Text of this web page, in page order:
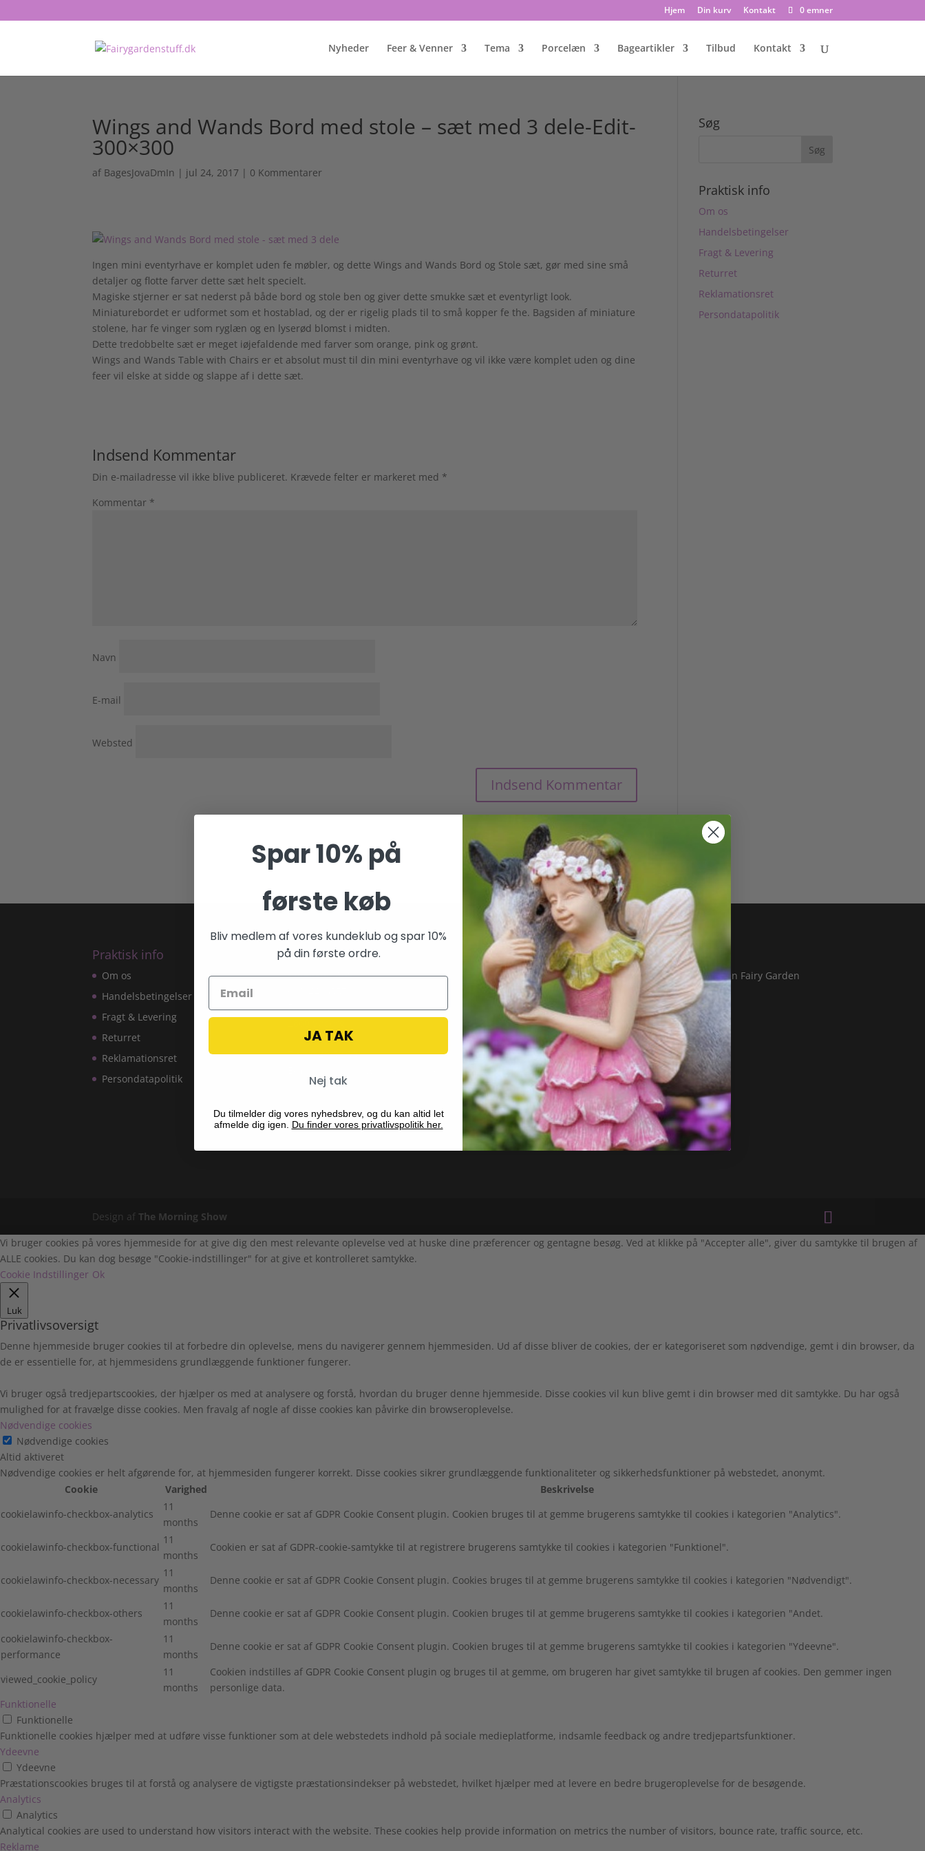
Hjem Din kurv Kontakt 0 emner
Nyheder Feer & Venner Tema Porcelæn Bageartikler Tilbud Kontakt
Wings and Wands Bord med stole – sæt med 3 dele-Edit-
300×300
af BagesJovaDmIn | jul 24, 2017 | 0 Kommentarer
Ingen mini eventyrhave er komplet uden fe møbler, og dette Wings and Wands Bord og Stole sæt, gør med sine små
detaljer og flotte farver dette sæt helt specielt.
Magiske stjerner er sat nederst på både bord og stole ben og giver dette smukke sæt et eventyrligt look.
Miniaturebordet er udformet som et hostablad, og der er rigelig plads til to små kopper fe the. Bagsiden af miniature
stolene, har fe vinger som ryglæn og en lyserød blomst i midten.
Dette tredobbelte sæt er meget iøjefaldende med farver som orange, pink og grønt.
Wings and Wands Table with Chairs er et absolut must til din mini eventyrhave og vil ikke være komplet uden og dine
feer vil elske at sidde og slappe af i dette sæt.
Indsend Kommentar
Din e-mailadresse vil ikke blive publiceret. Krævede felter er markeret med *
Kommentar *
Navn
E-mail
Websted
Søg
Praktisk info
Om os
Handelsbetingelser
Fragt & Levering
Returret
Reklamationsret
Persondatapolitik
Praktisk info
Om os
Handelsbetingelser
Fragt & Levering
Returret
Reklamationsret
Persondatapolitik
Kontaktinformation
Kpopland ApS
Forsvarsvej 9
Tlf: 28 40 59 53
Betalingsmetoder Blog
Hvad er en Fairy Garden
Design af The Morning Show
Vi bruger cookies på vores hjemmeside for at give dig den mest relevante oplevelse ved at huske dine præferencer og gentagne besøg. Ved at klikke på "Accepter alle", giver du samtykke til brugen af
ALLE cookies. Du kan dog besøge "Cookie-indstillinger" for at give et kontrolleret samtykke.
Cookie Indstillinger Ok
Luk
Privatlivsoversigt
Denne hjemmeside bruger cookies til at forbedre din oplevelse, mens du navigerer gennem hjemmesiden. Ud af disse bliver de cookies, der er kategoriseret som nødvendige, gemt i din browser, da
de er essentielle for, at hjemmesidens grundlæggende funktioner fungerer.
Vi bruger også tredjepartscookies, der hjælper os med at analysere og forstå, hvordan du bruger denne hjemmeside. Disse cookies vil kun blive gemt i din browser med dit samtykke. Du har også
mulighed for at fravælge disse cookies. Men fravalg af nogle af disse cookies kan påvirke din browseroplevelse.
Nødvendige cookies
Nødvendige cookies
Altid aktiveret
Nødvendige cookies er helt afgørende for, at hjemmesiden fungerer korrekt. Disse cookies sikrer grundlæggende funktionaliteter og sikkerhedsfunktioner på webstedet, anonymt.
Cookie
Varighed
Beskrivelse
cookielawinfo-checkbox-analytics
11
months
Denne cookie er sat af GDPR Cookie Consent plugin. Cookien bruges til at gemme brugerens samtykke til cookies i kategorien "Analytics".
cookielawinfo-checkbox-functional
11
months
Cookien er sat af GDPR-cookie-samtykke til at registrere brugerens samtykke til cookies i kategorien "Funktionel".
cookielawinfo-checkbox-necessary
11
months
Denne cookie er sat af GDPR Cookie Consent plugin. Cookies bruges til at gemme brugerens samtykke til cookies i kategorien "Nødvendigt".
cookielawinfo-checkbox-others
11
months
Denne cookie er sat af GDPR Cookie Consent plugin. Cookien bruges til at gemme brugerens samtykke til cookies i kategorien "Andet.
cookielawinfo-checkbox-
performance
11
months
Denne cookie er sat af GDPR Cookie Consent plugin. Cookien bruges til at gemme brugerens samtykke til cookies i kategorien "Ydeevne".
viewed_cookie_policy
11
months
Cookien indstilles af GDPR Cookie Consent plugin og bruges til at gemme, om brugeren har givet samtykke til brugen af cookies. Den gemmer ingen
personlige data.
Funktionelle
Funktionelle
Funktionelle cookies hjælper med at udføre visse funktioner som at dele webstedets indhold på sociale medieplatforme, indsamle feedback og andre tredjepartsfunktioner.
Ydeevne
Ydeevne
Præstationscookies bruges til at forstå og analysere de vigtigste præstationsindekser på webstedet, hvilket hjælper med at levere en bedre brugeroplevelse for de besøgende.
Analytics
Analytics
Analytical cookies are used to understand how visitors interact with the website. These cookies help provide information on metrics the number of visitors, bounce rate, traffic source, etc.
Reklame
Spar 10% på
første køb
Bliv medlem af vores kundeklub og spar 10%
på din første ordre.
JA TAK
Nej tak
Du tilmelder dig vores nyhedsbrev, og du kan altid let
afmelde dig igen. Du finder vores privatlivspolitik her.